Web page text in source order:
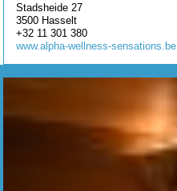
Stadsheide 27
3500 Hasselt
+32 11 301 380
www.alpha-wellness-sensations.be